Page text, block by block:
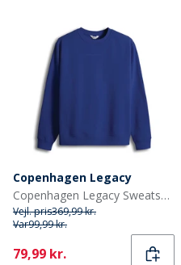
Copenhagen Legacy
Copenhagen Legacy Sweatshirt Kobolt Blå
Vejl. pris369,99 kr.
Var99,99 kr.
Current
79,99 kr.